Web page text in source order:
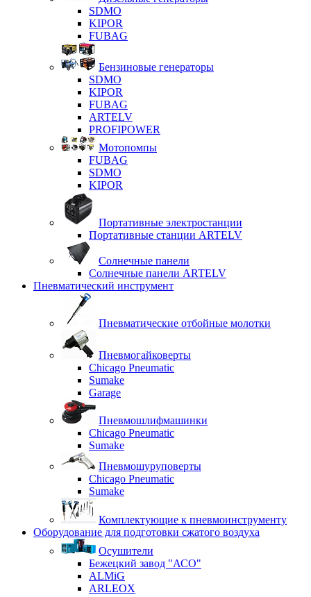
SDMO
KIPOR
FUBAG
Бензиновые генераторы
SDMO
KIPOR
FUBAG
ARTELV
PROFIPOWER
Мотопомпы
FUBAG
SDMO
KIPOR
Портативные электростанции
Портативные станции ARTELV
Солнечные панели
Солнечные панели ARTELV
Пневматический инструмент
Пневматические отбойные молотки
Пневмогайковерты
Chicago Pneumatic
Sumake
Garage
Пневмошлифмашинки
Chicago Pneumatic
Sumake
Пневмошуруповерты
Chicago Pneumatic
Sumake
Комплектующие к пневмоинструменту
Оборудование для подготовки сжатого воздуха
Осушители
Бежецкий завод "АСО"
ALMiG
ARLEOX